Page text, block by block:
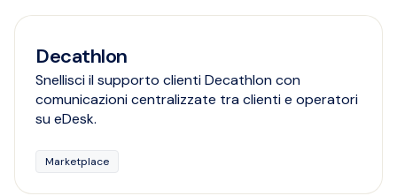
Decathlon
Snellisci il supporto clienti Decathlon con
comunicazioni centralizzate tra clienti e operatori
su eDesk.
Marketplace